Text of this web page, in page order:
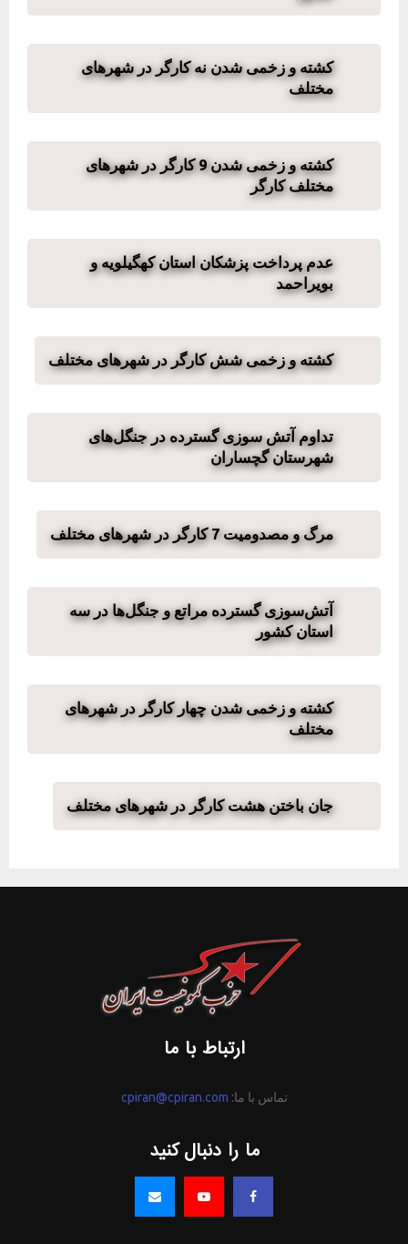
کشته و زخمی شدن نه کارگر در شهرهای
مختلف
کشته و زخمی شدن 9 کارگر در شهرهای
مختلف کارگر
عدم پرداخت پزشکان استان کهگیلویه و
بویراحمد
کشته و زخمی شش کارگر در شهرهای مختلف
تداوم آتش سوزی گسترده در جنگل‌های
شهرستان گچساران
مرگ و مصدومیت 7 کارگر در شهرهای مختلف
آتش‌سوزی گسترده مراتع و جنگل‌ها در سه
استان کشور
کشته و زخمی شدن چهار کارگر در شهرهای
مختلف
جان باختن هشت کارگر در شهرهای مختلف
ارتباط با ما
تماس با ما: cpiran@cpiran.com
ما را دنبال کنید